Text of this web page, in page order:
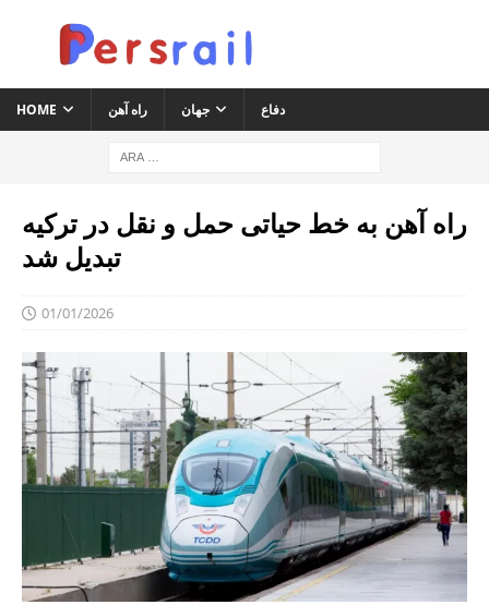
HOME راه آهن جهان دفاع
راه آهن به خط حیاتی حمل و نقل در ترکیه
تبدیل شد
01/01/2026